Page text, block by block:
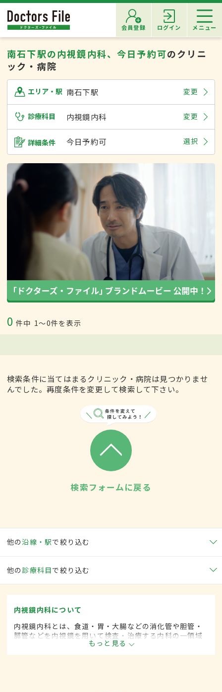
会員登録 ログイン メニュー
南石下駅の内視鏡内科、今日予約可のクリニ
ック・病院
エリア・駅 南石下駅 変更
診療科目 内視鏡内科 変更
詳細条件 今日予約可 選択
0 件中 1〜0件を表示
検索条件に当てはまるクリニック・病院は見つかりませ
んでした。再度条件を変更して検索して下さい。
検索フォームに戻る
他の沿線・駅で絞り込む
他の 診療科目で絞り込む
内視鏡内科について
内視鏡内科とは、食道・胃・大腸などの消化管や胆管・
膵管などを内視鏡を用いて検査・治療する内科の一領域
もっと見る